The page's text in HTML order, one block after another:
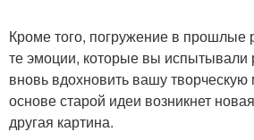
Кроме того, погружение в прошлые
те эмоции, которые вы испытывали
вновь вдохновить вашу
основе старой идеи возникнет
другая картина.